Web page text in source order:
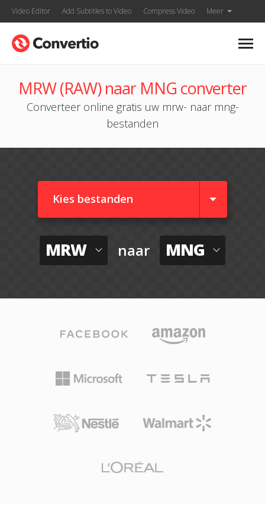
Video Editor Add Subtitles to Video Compress Video Meer
MRW (RAW) naar MNG converter
Converteer online gratis uw mrw- naar mng-
bestanden
Kies bestanden
MRW naar MNG